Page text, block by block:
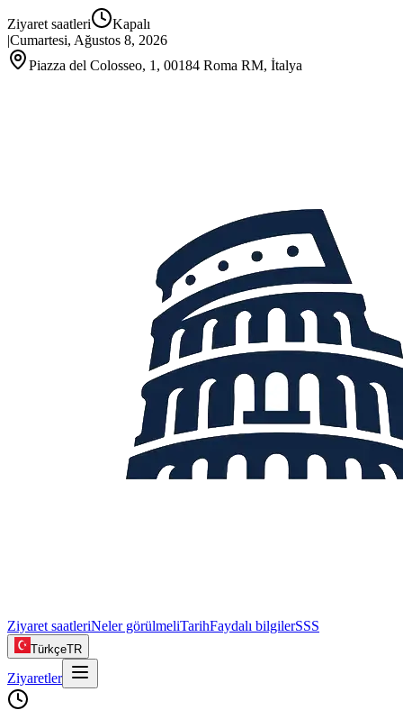
Ziyaret saatleri
Kapalı
|Cumartesi, Ağustos 8, 2026
Piazza del Colosseo, 1, 00184 Roma RM, İtalya
Ziyaret saatleriNeler görülmeliTarihFaydalı bilgilerSSS
TürkçeTR
Ziyaretler